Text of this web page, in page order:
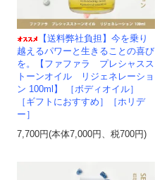
【送料弊社負担】今を乗り
越えるパワーと生きることの喜び
を。【ファファラ プレシャスス
トーンオイル リジェネレーショ
ン 100ml】 ［ボディオイル］
［ギフトにおすすめ］［ホリデ
ー］
7,700円(本体7,000円、税700円)